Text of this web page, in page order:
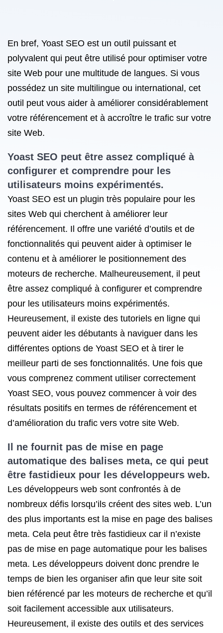
En bref, Yoast SEO est un outil puissant et
polyvalent qui peut être utilisé pour optimiser votre
site Web pour une multitude de langues. Si vous
possédez un site multilingue ou international, cet
outil peut vous aider à améliorer considérablement
votre référencement et à accroître le trafic sur votre
site Web.
Yoast SEO peut être assez compliqué à
configurer et comprendre pour les
utilisateurs moins expérimentés.
Yoast SEO est un plugin très populaire pour les
sites Web qui cherchent à améliorer leur
référencement. Il offre une variété d’outils et de
fonctionnalités qui peuvent aider à optimiser le
contenu et à améliorer le positionnement des
moteurs de recherche. Malheureusement, il peut
être assez compliqué à configurer et comprendre
pour les utilisateurs moins expérimentés.
Heureusement, il existe des tutoriels en ligne qui
peuvent aider les débutants à naviguer dans les
différentes options de Yoast SEO et à tirer le
meilleur parti de ses fonctionnalités. Une fois que
vous comprenez comment utiliser correctement
Yoast SEO, vous pouvez commencer à voir des
résultats positifs en termes de référencement et
d’amélioration du trafic vers votre site Web.
Il ne fournit pas de mise en page
automatique des balises meta, ce qui peut
être fastidieux pour les développeurs web.
Les développeurs web sont confrontés à de
nombreux défis lorsqu’ils créent des sites web. L’un
des plus importants est la mise en page des balises
meta. Cela peut être très fastidieux car il n’existe
pas de mise en page automatique pour les balises
meta. Les développeurs doivent donc prendre le
temps de bien les organiser afin que leur site soit
bien référencé par les moteurs de recherche et qu’il
soit facilement accessible aux utilisateurs.
Heureusement, il existe des outils et des services